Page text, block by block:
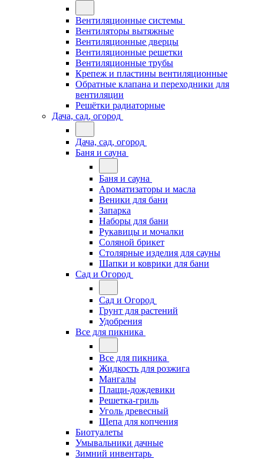
Вентиляционные системы
Вентиляторы вытяжные
Вентиляционные дверцы
Вентиляционные решетки
Вентиляционные трубы
Крепеж и пластины вентиляционные
Обратные клапана и переходники для
вентиляции
Решётки радиаторные
Дача, сад, огород
Дача, сад, огород
Баня и сауна
Баня и сауна
Ароматизаторы и масла
Веники для бани
Запарка
Наборы для бани
Рукавицы и мочалки
Соляной брикет
Столярные изделия для сауны
Шапки и коврики для бани
Сад и Огород
Сад и Огород
Грунт для растений
Удобрения
Все для пикника
Все для пикника
Жидкость для розжига
Мангалы
Плащи-дождевики
Решетка-гриль
Уголь древесный
Щепа для копчения
Биотуалеты
Умывальники дачные
Зимний инвентарь